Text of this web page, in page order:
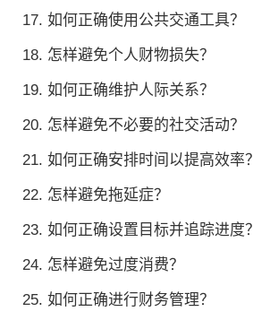
17. 如何正确使用公共交通工具？
18. 怎样避免个人财物损失？
19. 如何正确维护人际关系？
20. 怎样避免不必要的社交活动？
21. 如何正确安排时间以提高效率？
22. 怎样避免拖延症？
23. 如何正确设置目标并追踪进度？
24. 怎样避免过度消费？
25. 如何正确进行财务管理？